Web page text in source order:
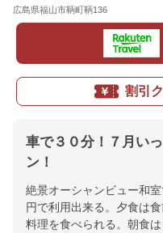
広島県福山市鞆町鞆136
割引
車で３０分！７月い
ン！
絶景オーシャンビュー和
円で利用出来る。夕食は
料理を食べられる。朝食